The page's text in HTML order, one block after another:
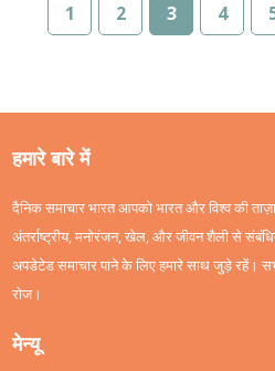
1 2 3 4
हमारे बारे में
दैनिक समाचार भारत आपको भारत और विश्व की
अंतर्राष्ट्रीय, मनोरंजन, खेल, और जीवन शैली से
अपडेटेड समाचार पाने के लिए हमारे साथ जुड़े रहें।
रोज।
मेन्यू